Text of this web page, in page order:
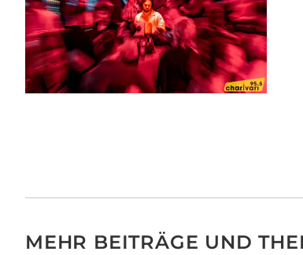
MEHR BEITRÄGE UND